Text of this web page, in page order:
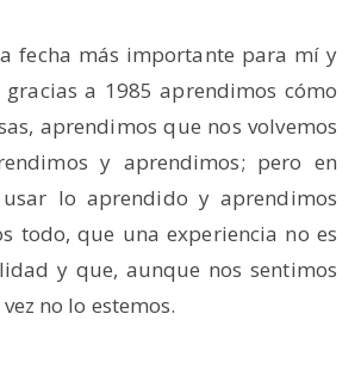
fecha más importante para mí y
gracias a 1985 aprendimos cómo
aprendimos que nos volvemos
y aprendimos; pero en
lo aprendido y aprendimos
todo, que una experiencia no es
y que, aunque nos sentimos
no lo estemos.